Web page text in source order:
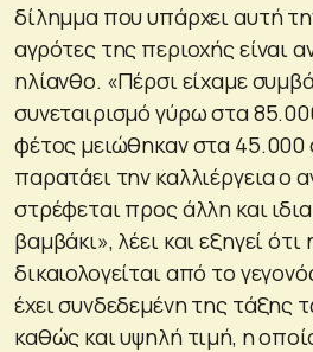
δίλημμα που υπάρχει αυτή
αγρότες της περιοχής είναι
ηλίανθο. «Πέρσι είχαμε
συνεταιρισμό γύρω στα
φέτος μειώθηκαν στα 45.000
παρατάει την καλλιέργεια ο
στρέφεται προς άλλη και
βαμβάκι», λέει και εξηγεί
δικαιολογείται από το
έχει συνδεδεμένη της τάξης
καθώς και υψηλή τιμή, η